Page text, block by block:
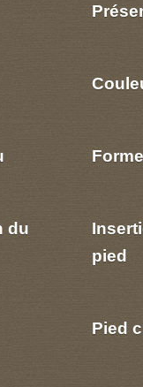
du
pied
Pied